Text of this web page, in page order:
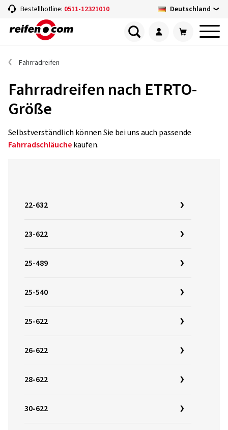
Bestellhotline: 0511-12321010 Deutschland
Fahrradreifen
Fahrradreifen nach ETRTO-
Größe
Selbstverständlich können Sie bei uns auch passende
Fahrradschläuchekaufen.
22-632
23-622
25-489
25-540
25-622
26-622
28-622
30-622